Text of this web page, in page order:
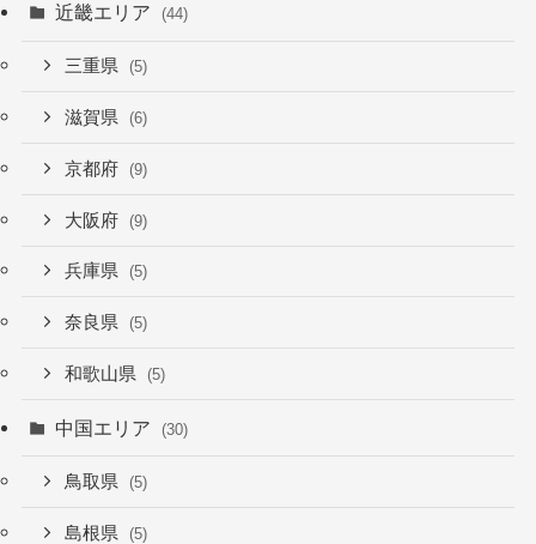
近畿エリア (44)
三重県 (5)
滋賀県 (6)
京都府 (9)
大阪府 (9)
兵庫県 (5)
奈良県 (5)
和歌山県 (5)
中国エリア (30)
鳥取県 (5)
島根県 (5)